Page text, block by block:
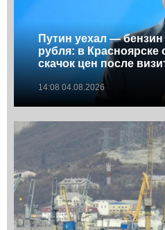
Путин уехал —
рубля: в Красноярске
скачок цен после
14:08 04.08.2026